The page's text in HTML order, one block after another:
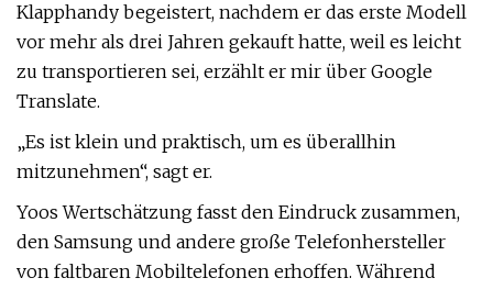
Klapphandy begeistert, nachdem er das erste Modell
vor mehr als drei Jahren gekauft hatte, weil es leicht
zu transportieren sei, erzählt er mir über Google
Translate.
„Es ist klein und praktisch, um es überallhin
mitzunehmen“, sagt er.
Yoos Wertschätzung fasst den Eindruck zusammen,
den Samsung und andere große Telefonhersteller
von faltbaren Mobiltelefonen erhoffen. Während